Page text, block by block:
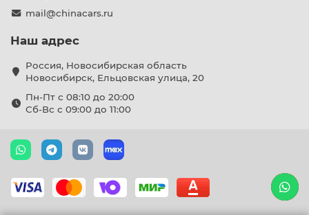
mail@chinacars.ru
Наш адрес
Россия, Новосибирская область
Новосибирск, Ельцовская улица, 20
Пн-Пт с 08:10 до 20:00
Сб-Вс с 09:00 до 11:00